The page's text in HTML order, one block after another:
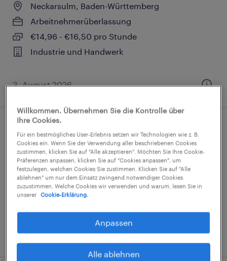
Neckarsulm, Baden-Württemberg
Arbeitnehmerüberlassung
€14,96 - €16,50 pro Stunde
Industrie und Handwerk
3. August 2026
Lagerhelfer (m/w/d)
Neckarsulm, Baden-Württemberg
Arbeitnehmerüberlassung
€16,00 - €16,50 pro Stunde
Industrie und Handwerk
5. August 2026
Willkommen. Übernehmen Sie die Kontrolle über
Ihre Cookies.
Für ein bestmögliches User-Erlebnis setzen wir Technologien wie z. B.
Cookies ein. Wenn Sie der Verwendung aller beschriebenen Cookies
zustimmen, klicken Sie auf "Alle akzeptieren". Möchten Sie Ihre Cookie-
Präferenzen anpassen, klicken Sie auf "Cookies anpassen", um
festzulegen, welchen Cookies Sie zustimmen. Klicken Sie auf "Alle
ablehnen" um nur dem Einsatz zwingend notwendiger Cookies
zuzustimmen. Welche Cookies wir verwenden und warum, lesen Sie in
unserer
Cookie-Erklärung.
Anpassen
Alle ablehnen